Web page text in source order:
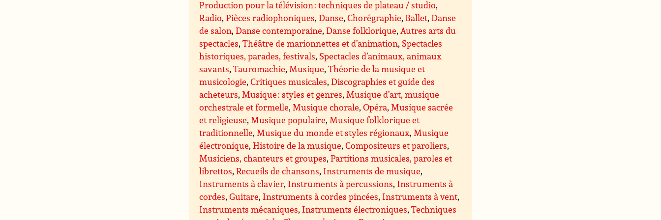
Production pour la télévision : techniques de plateau / studio,
Radio,Pièces radiophoniques,Danse,Chorégraphie, Ballet,Danse
de salon,Danse contemporaine,Danse folklorique,Autres arts du
spectacles,Théâtre de marionnettes et d’animation, Spectacles
historiques, parades, festivals, Spectacles d’animaux, animaux
savants,Tauromachie,Musique,Théorie de la musique et
musicologie,Critiques musicales,Discographies et guide des
acheteurs,Musique : styles et genres,Musique d’art, musique
orchestrale et formelle,Musique chorale,Opéra,Musique sacrée
et religieuse,Musique populaire,Musique folklorique et
traditionnelle,Musique du monde et styles régionaux,Musique
électronique,Histoire de la musique,Compositeurs et paroliers,
Musiciens, chanteurs et groupes,Partitions musicales, paroles et
librettos,Recueils de chansons, Instruments de musique,
Instruments à clavier, Instruments à percussions, Instruments à
cordes,Guitare, Instruments à cordes pincées, Instruments à vent,
Instruments mécaniques, Instruments électroniques,Techniques